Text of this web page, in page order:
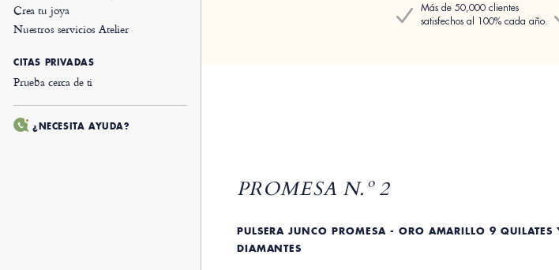
Crea tu joya
Nuestros servicios Atelier
CITAS PRIVADAS
Prueba cerca de ti
¿NECESITA AYUDA?
Más de 50,000 clientes
satisfechos al 100% cada año.
PROMESA N.º 2
PULSERA JUNCO PROMESA - ORO AMARILLO 9 QUILATES
DIAMANTES